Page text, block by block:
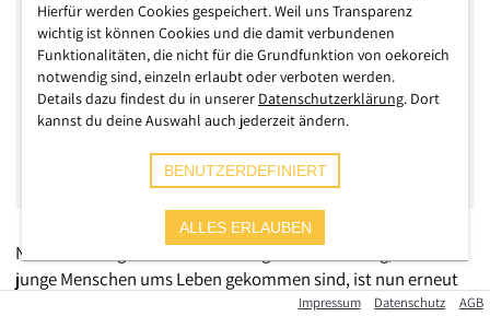
Nach dem tragischen Lawinenunglück in Salzburg, bei dem 3
junge Menschen ums Leben gekommen sind, ist nun erneut
ein Toter zu beklagen. In Norditalien, im Aosta-Tal, sind bei
Impressum Datenschutz AGB
Hierfür werden Cookies gespeichert. Weil uns Transparenz
wichtig ist können Cookies und die damit verbundenen
Funktionalitäten, die nicht für die Grundfunktion von oekoreich
notwendig sind, einzeln erlaubt oder verboten werden.
Details dazu findest du in unserer Datenschutzerklärung. Dort
kannst du deine Auswahl auch jederzeit ändern.
BENUTZERDEFINIERT
ALLES ERLAUBEN